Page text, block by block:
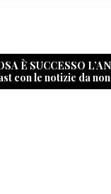
È SUCCESSO
con le notizie da